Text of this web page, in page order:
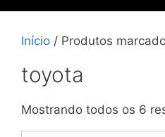
Início / Produtos
toyota
Mostrando todos os 6